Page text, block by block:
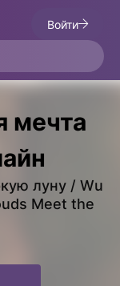
Войти
мечта
луну / Wu
Meet the